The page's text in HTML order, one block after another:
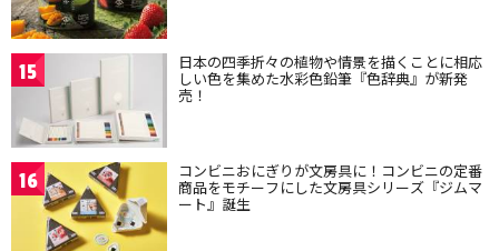
15 日本の四季折々の植物や情景を描くことに相応
しい色を集めた水彩色鉛筆『色辞典』が新発
売！
16 コンビニおにぎりが文房具に！コンビニの定番
商品をモチーフにした文房具シリーズ『ジムマ
ート』誕生